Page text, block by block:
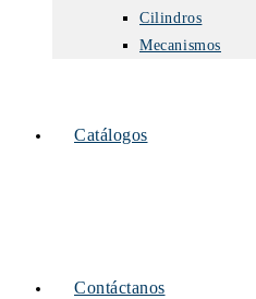
Cilindros
Mecanismos
Catálogos
Contáctanos